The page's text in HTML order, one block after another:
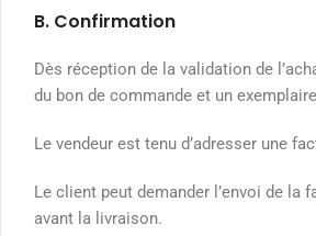
B. Confirmation
Dès réception de la validation de
du bon de commande et un
Le vendeur est tenu d’adresser une
Le client peut demander l’envoi de
avant la livraison.